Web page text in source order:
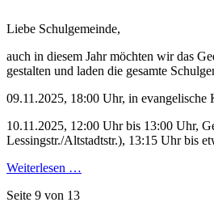
Liebe Schulgemeinde,
auch in diesem Jahr möchten wir das
gestalten und laden die gesamte
09.11.2025, 18:00 Uhr, in
10.11.2025, 12:00 Uhr bis 13:00 Uhr,
Lessingstr./Altstadtstr.), 13:15 Uhr bis
Weiterlesen …
Seite 9 von 13